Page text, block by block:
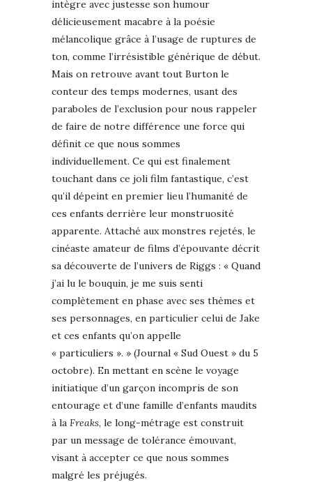
intègre avec justesse son humour
délicieusement macabre à la poésie
mélancolique grâce à l’usage de ruptures de
ton, comme l’irrésistible générique de début.
Mais on retrouve avant tout Burton le
conteur des temps modernes, usant des
paraboles de l’exclusion pour nous rappeler
de faire de notre différence une force qui
définit ce que nous sommes
individuellement. Ce qui est finalement
touchant dans ce joli film fantastique, c’est
qu’il dépeint en premier lieu l’humanité de
ces enfants derrière leur monstruosité
apparente. Attaché aux monstres rejetés, le
cinéaste amateur de films d’épouvante décrit
sa découverte de l’univers de Riggs : « Quand
j’ai lu le bouquin, je me suis senti
complètement en phase avec ses thèmes et
ses personnages, en particulier celui de Jake
et ces enfants qu’on appelle
« particuliers ». » (Journal « Sud Ouest » du 5
octobre). En mettant en scène le voyage
initiatique d’un garçon incompris de son
entourage et d’une famille d’enfants maudits
à la Freaks, le long-métrage est construit
par un message de tolérance émouvant,
visant à accepter ce que nous sommes
malgré les préjugés.